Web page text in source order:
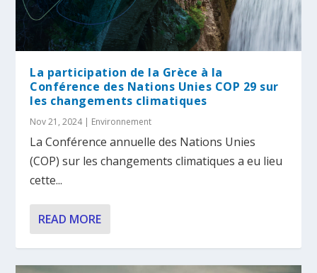
La participation de la Grèce à la
Conférence des Nations Unies COP 29 sur
les changements climatiques
Nov 21, 2024| Environnement
La Conférence annuelle des Nations Unies
(COP) sur les changements climatiques a eu lieu
cette...
READ MORE